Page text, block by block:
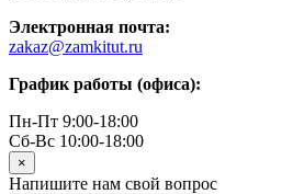
Электронная почта:
zakaz@zamkitut.ru
График работы (офиса):
Пн-Пт 9:00-18:00
Сб-Вс 10:00-18:00
×
Напишите нам свой вопрос